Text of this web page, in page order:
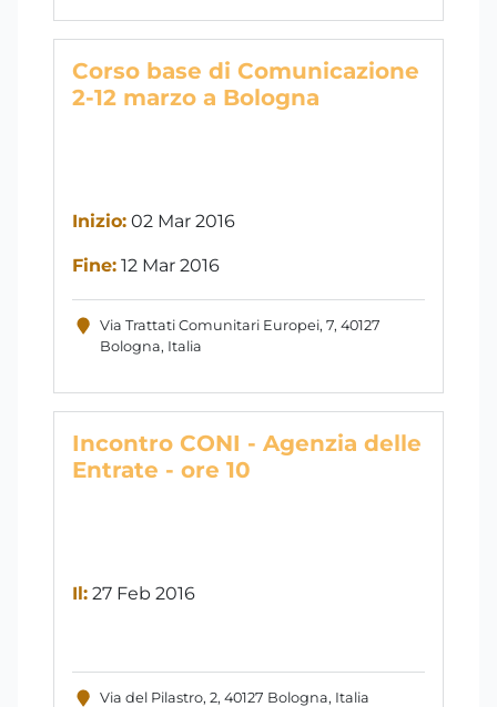
Corso base di Comunicazione
2-12 marzo a Bologna
Inizio: 02 Mar 2016
Fine: 12 Mar 2016
Via Trattati Comunitari Europei, 7, 40127
Bologna, Italia
Incontro CONI - Agenzia delle
Entrate - ore 10
Il: 27 Feb 2016
Via del Pilastro, 2, 40127 Bologna, Italia